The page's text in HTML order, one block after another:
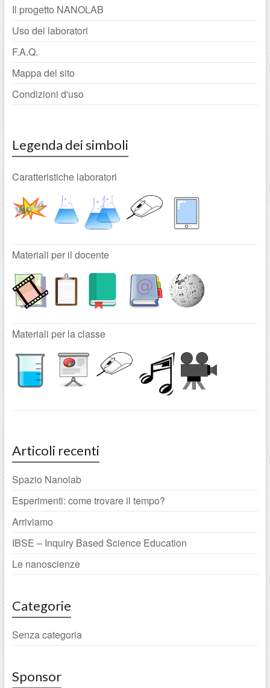
Il progetto NANOLAB
Uso dei laboratori
F.A.Q.
Mappa del sito
Condizioni d'uso
Legenda dei simboli
Caratteristiche laboratori
Materiali per il docente
Materiali per la classe
Articoli recenti
Spazio Nanolab
Esperimenti: come trovare il tempo?
Arriviamo
IBSE – Inquiry Based Science Education
Le nanoscienze
Categorie
Senza categoria
Sponsor